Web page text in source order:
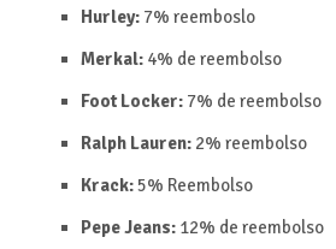
Hurley: 7% reemboslo
Merkal:4% de reembolso
Foot Locker:7% de reembolso
Ralph Lauren: 2% reembolso
Krack:5% Reembolso
Pepe Jeans:12% de reembolso